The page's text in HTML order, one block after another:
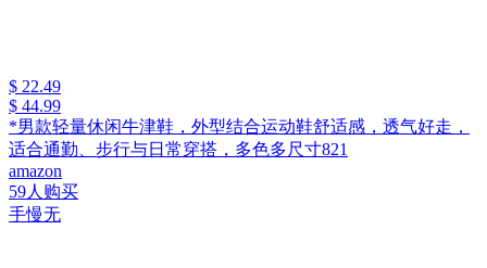
$ 22.49
$ 44.99
*男款轻量休闲牛津鞋，外型结合运动鞋舒适感，透气好走，
适合通勤、步行与日常穿搭，多色多尺寸821
amazon
59人购买
手慢无